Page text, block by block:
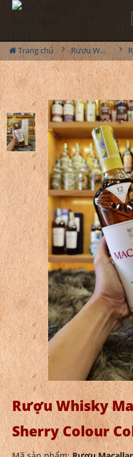
Trang chủ Rượu Whisky
Rượu Whisky
Sherry Colour